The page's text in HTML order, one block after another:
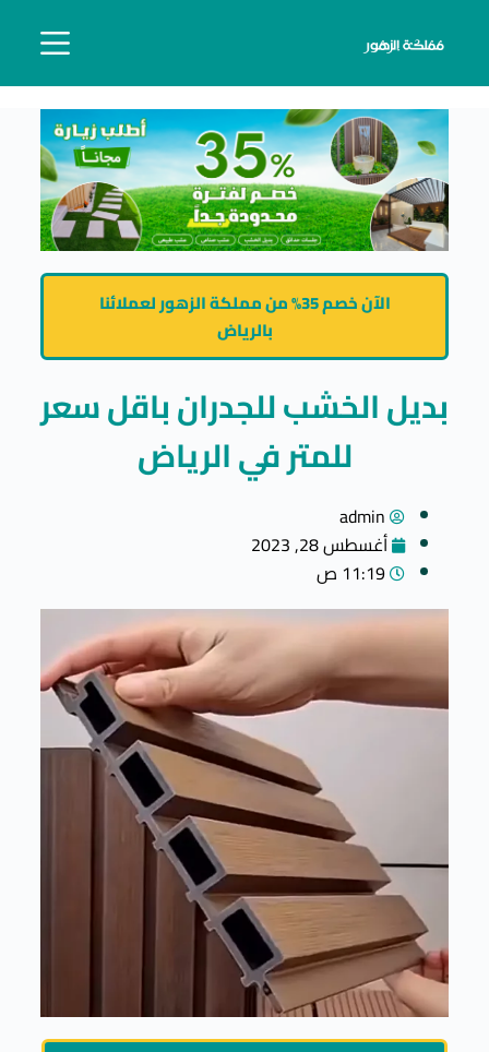
الآن خصم 35% من مملكة الزهور لعملائنا
بالرياض
بديل الخشب للجدران باقل سعر
للمتر في الرياض
admin
أغسطس 28, 2023
11:19 ص